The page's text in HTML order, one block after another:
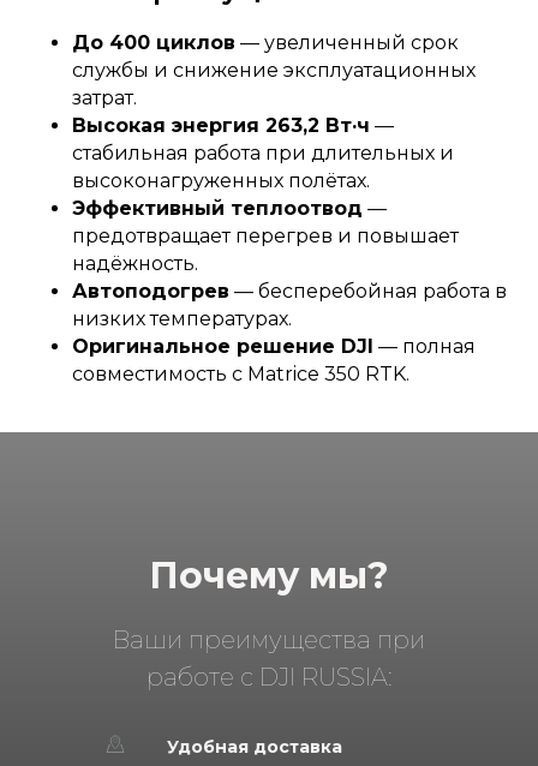
До 400 циклов — увеличенный срок
службы и снижение эксплуатационных
затрат.
Высокая энергия 263,2 Вт·ч —
стабильная работа при длительных и
высоконагруженных полётах.
Эффективный теплоотвод —
предотвращает перегрев и повышает
надёжность.
Автоподогрев — бесперебойная работа в
низких температурах.
Оригинальное решение DJI — полная
совместимость с Matrice 350 RTK.
Почему мы?
Ваши преимущества при
работе с DJI RUSSIA:
Удобная доставка